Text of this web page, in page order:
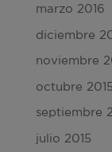
marzo 2016
diciembre
noviembre
octubre 2015
septiembre
julio 2015